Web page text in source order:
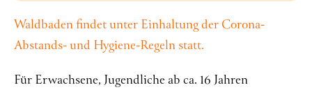
Waldbaden findet unter Einhaltung der Corona-
Abstands- und Hygiene-Regeln statt.
Für Erwachsene, Jugendliche ab ca. 16 Jahren